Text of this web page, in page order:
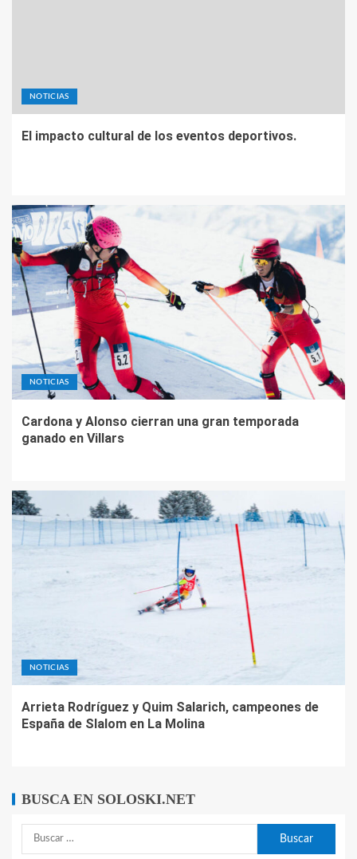
NOTICIAS
El impacto cultural de los eventos deportivos.
NOTICIAS
Cardona y Alonso cierran una gran temporada
ganado en Villars
NOTICIAS
Arrieta Rodríguez y Quim Salarich, campeones de
España de Slalom en La Molina
BUSCA EN SOLOSKI.NET